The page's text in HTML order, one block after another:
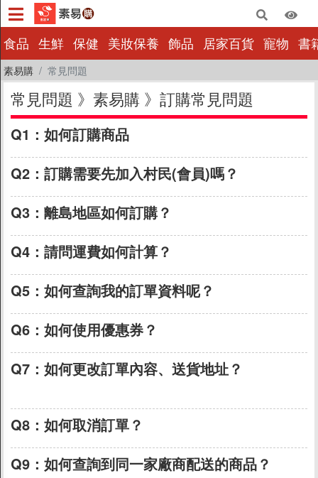
食品 生鮮 保健 美妝保養 飾品 居家百貨 寵物 書
素易購 常見問題
常見問題
素易購
訂購常見問題
付款常見問題
配送取貨問題
退換貨及退款
台灣以外訂購問題
優惠券問題
關於「素易幣」
素食分類說明
全家FamilyMart 贈品兌換
其他問題
帳號相關問題
常見問題 》素易購 》訂購常見問題
Q1： 如何訂購商品
Q2： 訂購需要先加入村民(會員)嗎？
Q3： 離島地區如何訂購？
Q4： 請問運費如何計算？
Q5： 如何查詢我的訂單資料呢？
Q6： 如何使用優惠券？
Q7： 如何更改訂單內容、送貨地址？
Q8： 如何取消訂單？
Q9： 如何查詢到同一家廠商配送的商品？